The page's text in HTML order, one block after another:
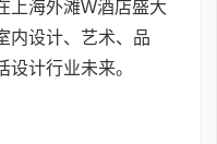
上海外滩W酒店盛大
内设计、艺术、品
计行业未来。